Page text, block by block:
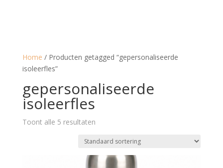
Home / Producten getagged “gepersonaliseerde
isoleerfles”
gepersonaliseerde
isoleerfles
Toont alle 5 resultaten